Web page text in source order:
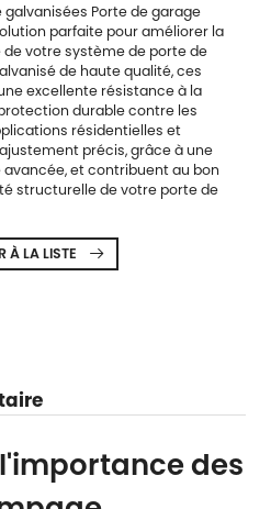
Porte de garage
parfaite pour améliorer la
votre système de porte de
de haute qualité, ces
excellente résistance à la
durable contre les
résidentielles et
précis, grâce à une
et contribuent au bon
structurelle de votre porte de
À LA LISTE 
des